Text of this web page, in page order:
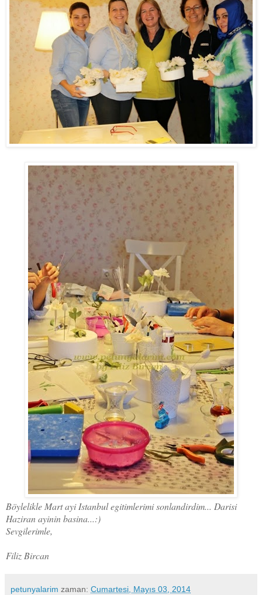
Böylelikle Mart ayi Istanbul egitimlerimi sonlandirdim... Darisi
Haziran ayinin basina...:)
Sevgilerimle,
Filiz Bircan
petunyalarim zaman: Cumartesi, Mayıs 03, 2014